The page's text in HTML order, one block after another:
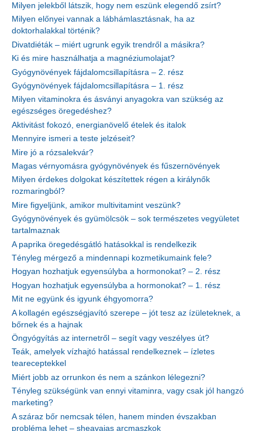
Milyen jelekből látszik, hogy nem eszünk elegendő zsírt?
Milyen előnyei vannak a lábhámlasztásnak, ha az
doktorhalakkal történik?
Divatdiéták – miért ugrunk egyik trendről a másikra?
Ki és mire használhatja a magnéziumolajat?
Gyógynövények fájdalomcsillapításra – 2. rész
Gyógynövények fájdalomcsillapításra – 1. rész
Milyen vitaminokra és ásványi anyagokra van szükség az
egészséges öregedéshez?
Aktivitást fokozó, energianövelő ételek és italok
Mennyire ismeri a teste jelzéseit?
Mire jó a rózsalekvár?
Magas vérnyomásra gyógynövények és fűszernövények
Milyen érdekes dolgokat készítettek régen a királynők
rozmaringból?
Mire figyeljünk, amikor multivitamint veszünk?
Gyógynövények és gyümölcsök – sok természetes vegyületet
tartalmaznak
A paprika öregedésgátló hatásokkal is rendelkezik
Tényleg mérgező a mindennapi kozmetikumaink fele?
Hogyan hozhatjuk egyensúlyba a hormonokat? – 2. rész
Hogyan hozhatjuk egyensúlyba a hormonokat? – 1. rész
Mit ne együnk és igyunk éhgyomorra?
A kollagén egészségjavító szerepe – jót tesz az ízületeknek, a
bőrnek és a hajnak
Öngyógyítás az internetről – segít vagy veszélyes út?
Teák, amelyek vízhajtó hatással rendelkeznek – ízletes
teareceptekkel
Miért jobb az orrunkon és nem a szánkon lélegezni?
Tényleg szükségünk van ennyi vitaminra, vagy csak jól hangzó
marketing?
A száraz bőr nemcsak télen, hanem minden évszakban
probléma lehet – sheavajas arcmaszkok